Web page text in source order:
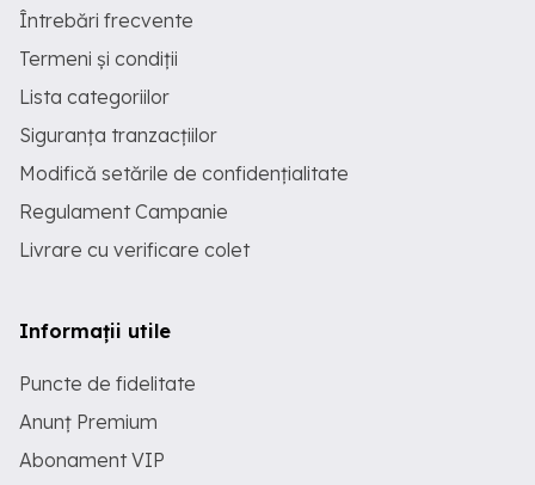
Întrebări frecvente
Termeni și condiții
Lista categoriilor
Siguranța tranzacțiilor
Modifică setările de confidențialitate
Regulament Campanie
Livrare cu verificare colet
Informații utile
Puncte de fidelitate
Anunț Premium
Abonament VIP